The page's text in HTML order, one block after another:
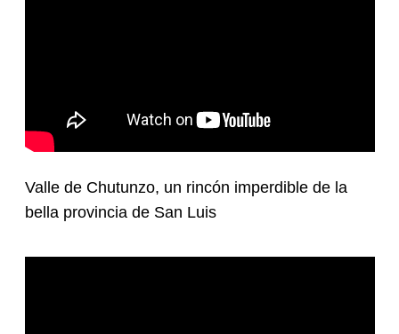
Valle de Chutunzo, un rincón imperdible de la
bella provincia de San Luis